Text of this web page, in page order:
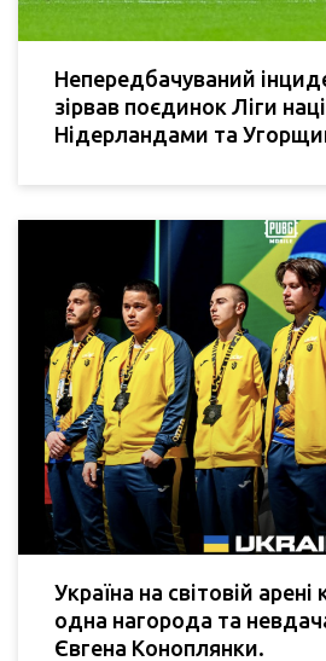
Непередбачуваний
зірвав поєдинок Ліги
Нідерландами та
Україна на світовій арені
одна нагорода та
Євгена Коноплянки.